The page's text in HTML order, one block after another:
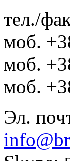
тел./
моб.
моб.
моб.
Эл.